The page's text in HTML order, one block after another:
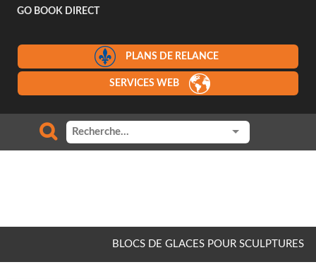
GO BOOK DIRECT
PLANS DE RELANCE
SERVICES WEB
BLOCS DE GLACES POUR SCULPTURES